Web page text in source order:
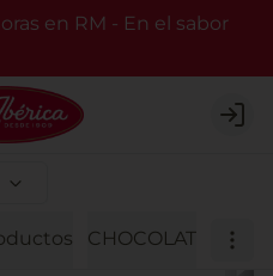
en RM - En el sabor
CHOCOLATE